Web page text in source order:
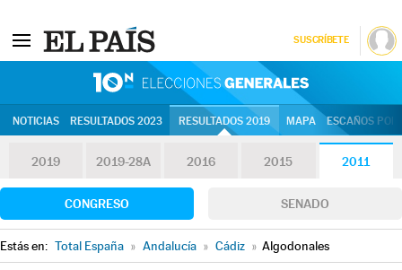
SUSCRÍBETE
NOTICIAS RESULTADOS 2023 RESULTADOS 2019 MAPA ESCAÑOS
2019 2019-28A 2016 2015 2011
CONGRESO SENADO
Estás en: Total España » Andalucía » Cádiz » Algodonales